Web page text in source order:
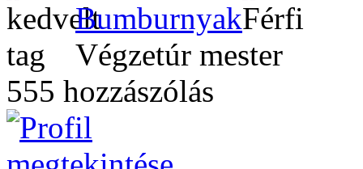
Bumburnyak
Végzetúr mester
555 hozzászólás